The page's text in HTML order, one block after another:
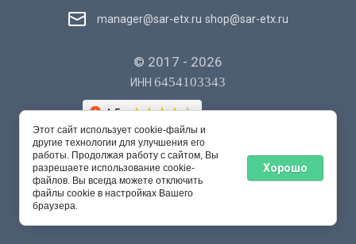
© 2017 - 2026
ИНН 6454103343
manager@sar-etx.ru shop@sar-etx.ru
Создание, разработка сайта
Этот сайт использует cookie-файлы и
другие технологии для улучшения его
работы. Продолжая работу с сайтом, Вы
разрешаете использование cookie-
файлов. Вы всегда можете отключить
файлы cookie в настройках Вашего
браузера.
Хорошо